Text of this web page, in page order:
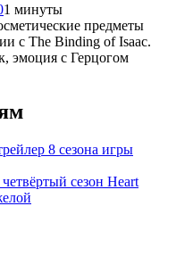
1 минуты
предметы
с The Binding of Isaac.
эмоция с Герцогом
8 сезона игры
сезон Heart